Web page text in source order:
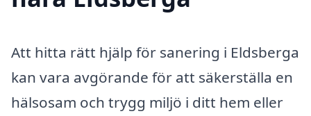
Att hitta rätt hjälp för sanering i Eldsberga
kan vara avgörande för att säkerställa en
hälsosam och trygg miljö i ditt hem eller